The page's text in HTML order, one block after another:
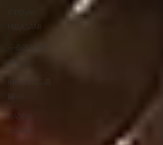
IPPO no
HIBASAMI
ふるさと納税
返礼品
鍮ver.
RASEN